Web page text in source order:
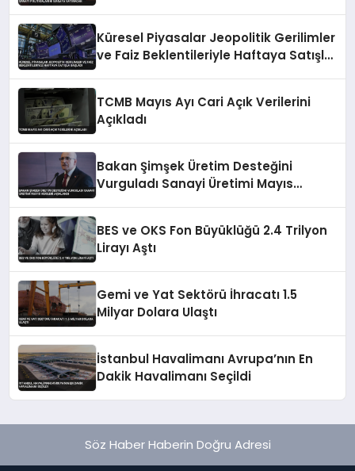
Küresel Piyasalar Jeopolitik Gerilimler
ve Faiz Beklentileriyle Haftaya Satışla
TCMB Mayıs Ayı Cari Açık Verilerini
Açıkladı
Bakan Şimşek Üretim Desteğini
Vurguladı Sanayi Üretimi Mayıs
BES ve OKS Fon Büyüklüğü 2.4 Trilyon
Lirayı Aştı
Gemi ve Yat Sektörü İhracatı 1.5
Milyar Dolara Ulaştı
İstanbul Havalimanı Avrupa’nın En
Dakik Havalimanı Seçildi
Söz Haber Haberin Doğru Adresi